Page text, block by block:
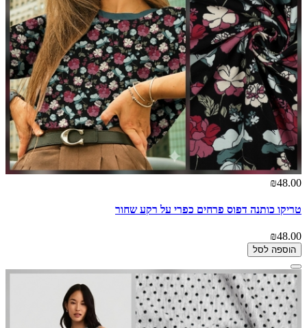
₪48.00
טריקו כותנה דפוס פרחים כפרי על רקע שחור
₪48.00
הוספה לסל